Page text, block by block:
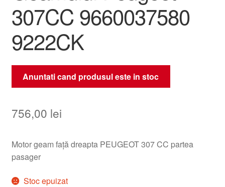
307CC 9660037580
9222CK
Anuntati cand produsul este in stoc
756,00 lei
Motor geam față dreapta PEUGEOT 307 CC partea
pasager
Stoc epuizat